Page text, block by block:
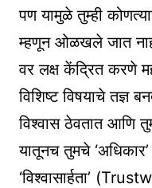
पण यामुळे तुम्ही
म्हणून ओळखले जात
वर लक्ष केंद्रित करणे
विशिष्ट विषयाचे तज्ञ
विश्वास ठेवतात आणि
यातूनच तुमचे
‘विश्वासार्हता’